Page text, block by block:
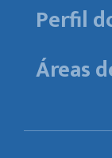
Perfil
Áreas